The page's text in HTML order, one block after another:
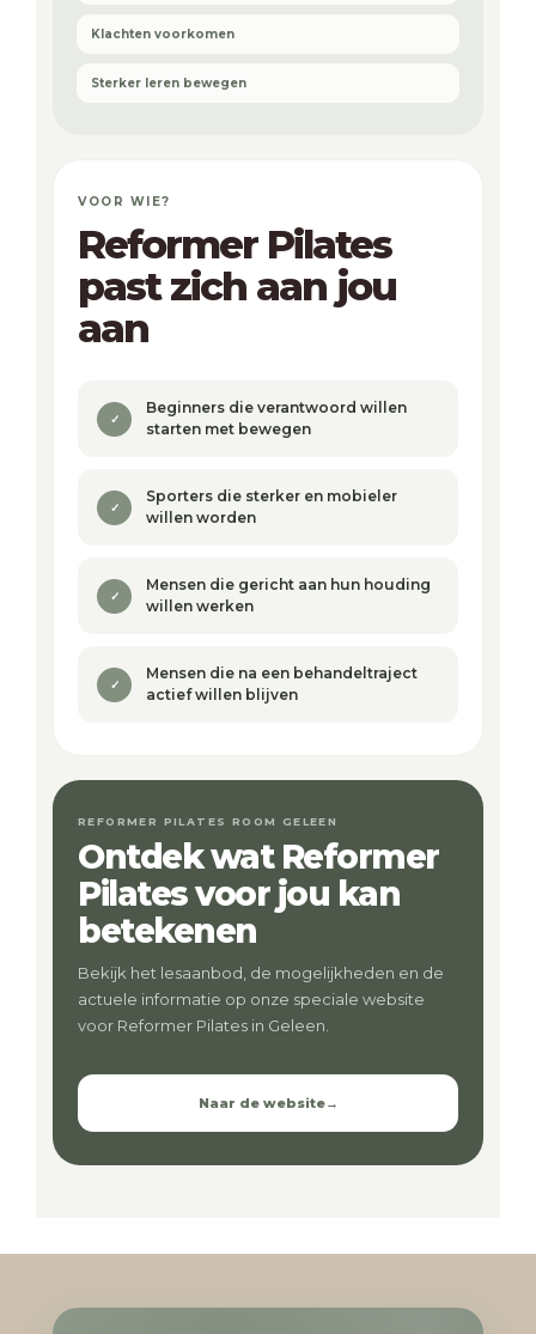
Klachten voorkomen
Sterker leren bewegen
VOOR WIE?
Reformer Pilates
past zich aan jou
aan
✓
Beginners die verantwoord willen
starten met bewegen
✓
Sporters die sterker en mobieler
willen worden
✓
Mensen die gericht aan hun houding
willen werken
✓
Mensen die na een behandeltraject
actief willen blijven
REFORMER PILATES ROOM GELEEN
Ontdek wat Reformer
Pilates voor jou kan
betekenen
Bekijk het lesaanbod, de mogelijkheden en de
actuele informatie op onze speciale website
voor Reformer Pilates in Geleen.
Naar de website→